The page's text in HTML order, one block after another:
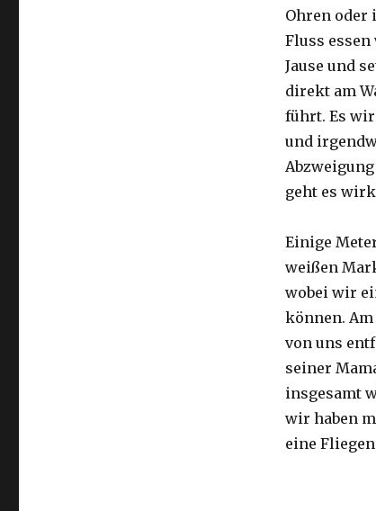
Ohren oder
Fluss
Jause und
direkt am
führt. Es
und
geht es
Einige
weißen
wobei wir
können.
von uns
seiner
insgesamt
wir haben
eine